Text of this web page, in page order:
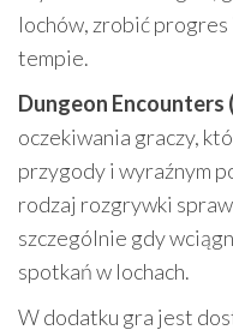
lochów, zrobić
tempie.
Dungeon Encounters
oczekiwania graczy,
przygody i wyraźnym
rodzaj rozgrywki
szczególnie gdy
spotkań w lochach.
W dodatku gra jest